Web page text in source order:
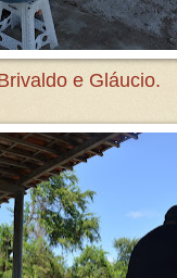
e Gláucio.